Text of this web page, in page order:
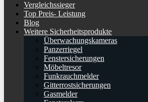
Vergleichssieger
Top Preis- Leistung
Blog
Weitere Sicherheitsprodukte
Überwachungskameras
Panzerriegel
Fenstersicherungen
Möbeltresor
Funkrauchmelder
Gitterrostsicherungen
Gasmelder